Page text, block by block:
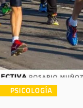
PSICOLOGÍA